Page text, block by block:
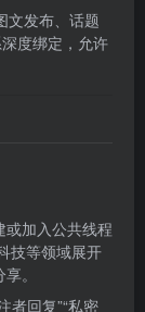
文发布、话题
度绑定，允许
或加入公共线程
技等领域展开
。
者回复”“私密